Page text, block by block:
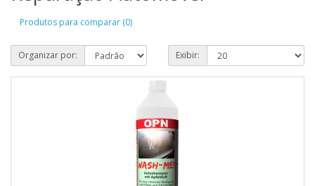
Produtos para comparar (0)
Organizar por: Exibir: